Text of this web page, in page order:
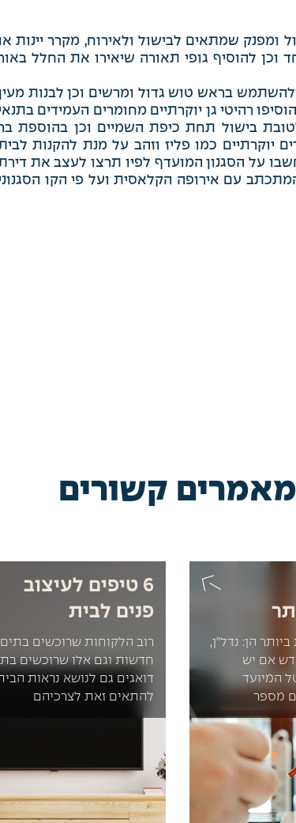
שמתאים לבישול ולאירוח, מקרר יינות
וכן להוסיף גופי תאורה שיאירו את החלל
בראש טוש גדול ומרשים וכן לבנות
רהיטי גן יוקרתיים מחומרים העמידים
בישול תחת כיפת השמיים וכן בהוספת
יוקרתיים כמו פליז וזהב על מנת להקנות
על הסגנון המועדף לפיו תרצו לעצב את
עם אירופה הקלאסית ועל פי הקו
מאמרים קשורים
הן: נדל"ן,
אם יש
המיועד
מספר
6 טיפים לעיצוב
פנים לבית
רוב הלקוחות שרוכשים בתים
חדשות וגם אלו שרוכשים
דואגים גם לנושא נראות
להתאים זאת לצרכיהם